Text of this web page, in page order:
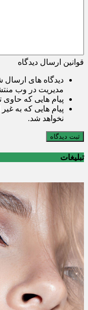
قوانین ارسال دیدگاه
دیدگاه های ارسال
مدیریت در وب
پیام هایی که حاوی
پیام هایی که به
نخواهد شد.
ثبت دیدگاه
تبلیغات